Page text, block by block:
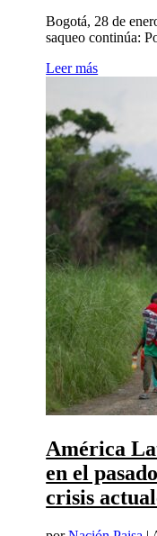
Bogotá, 28 de
saqueo continúa:
Leer más
América
en el
crisis